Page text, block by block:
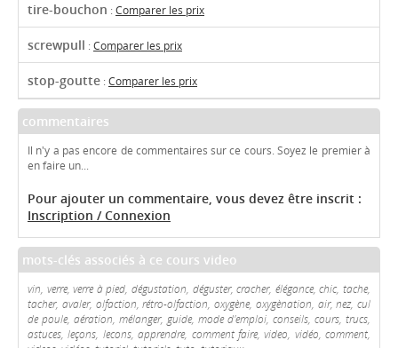
tire-bouchon :Comparer les prix
screwpull :Comparer les prix
stop-goutte :Comparer les prix
commentaires
Il n'y a pas encore de commentaires sur ce cours. Soyez le premier à
en faire un...
Pour ajouter un commentaire, vous devez être inscrit :
Inscription / Connexion
mots-clés associés à ce cours video
vin, verre, verre à pied, dégustation, déguster, cracher, élégance, chic, tache,
tacher, avaler, olfaction, rétro-olfaction, oxygène, oxygènation, air, nez, cul
de poule, aération, mélanger, guide, mode d'emploi, conseils, cours, trucs,
astuces, leçons, lecons, apprendre, comment faire, video, vidéo, comment,